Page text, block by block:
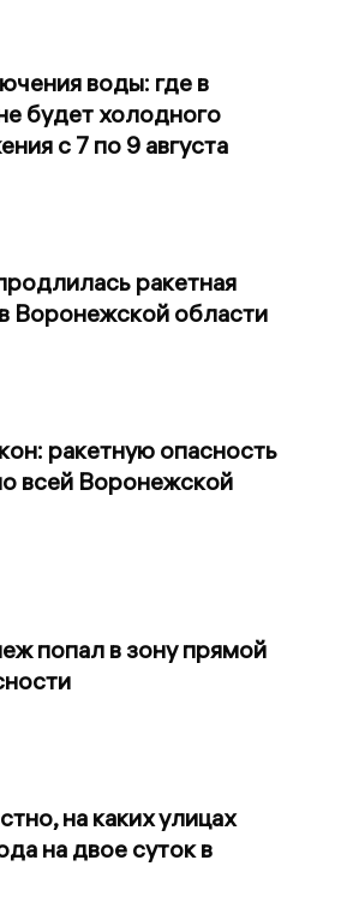
воды: где в
будет холодного
с 7 по 9 августа
ракетная
Воронежской области
ракетную опасность
всей Воронежской
попал в зону прямой
на каких улицах
на двое суток в